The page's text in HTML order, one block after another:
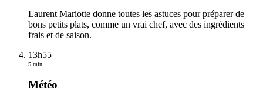
Laurent Mariotte donne toutes les astuces pour préparer de
bons petits plats, comme un vrai chef, avec des ingrédients
frais et de saison.
13h55
5 min
Météo